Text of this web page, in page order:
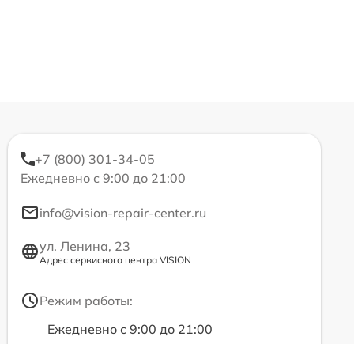
+7 (800) 301-34-05
Ежедневно с 9:00 до 21:00
info@vision-repair-center.ru
ул. Ленина, 23
Адрес сервисного центра VISION
Режим работы:
Ежедневно с 9:00 до 21:00